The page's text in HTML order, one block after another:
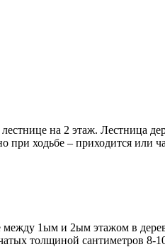
на 2 этаж.
ходьбе – приходится или
1ым и 2ым этажом в
толщиной сантиметров 8-